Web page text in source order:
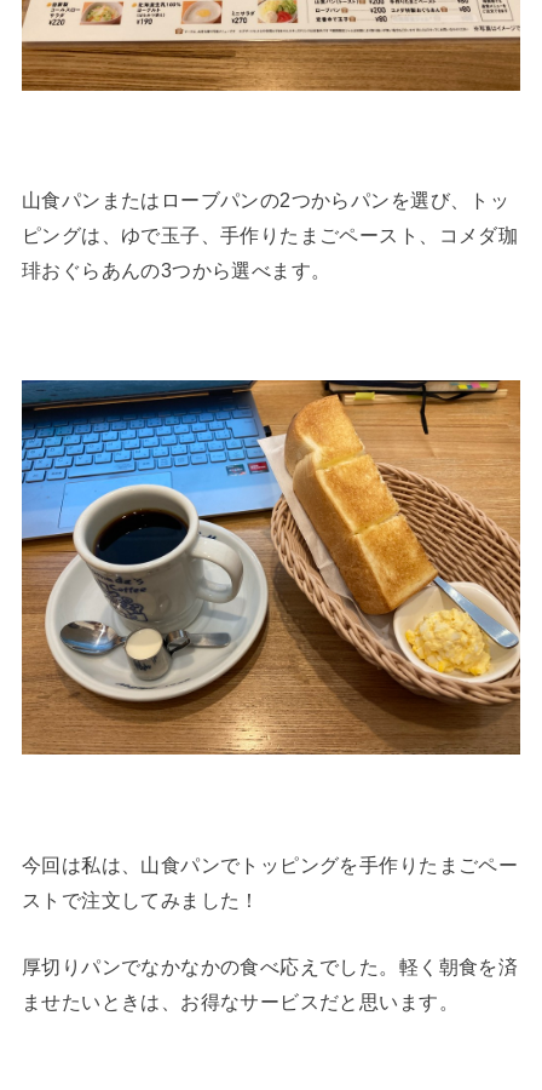
山食パンまたはローブパンの2つからパンを選び、トッ
ピングは、ゆで玉子、手作りたまごペースト、コメダ珈
琲おぐらあんの3つから選べます。
今回は私は、山食パンでトッピングを手作りたまごペー
ストで注文してみました！
厚切りパンでなかなかの食べ応えでした。軽く朝食を済
ませたいときは、お得なサービスだと思います。